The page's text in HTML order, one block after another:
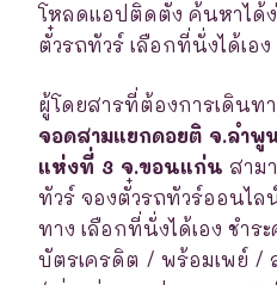
โหลดแอปติดตั้ง ค้นหาได้
ตั๋วรถทัวร์ เลือกที่นั่งได้เอง
ผู้โดยสารที่ต้องการเดินท
จอดสามแยกดอยติ จ.ลำ
แห่งที่ 3 จ.ขอนแก่น สาม
ทัวร์ จองตั๋วรถทัวร์ออนไล
ทาง เลือกที่นั่งได้เอง ชำร
บัตรเครดิต / พร้อมเพย์ /